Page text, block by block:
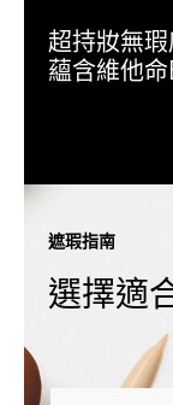
超持妝無
蘊含維他命
遮瑕指南
選擇適